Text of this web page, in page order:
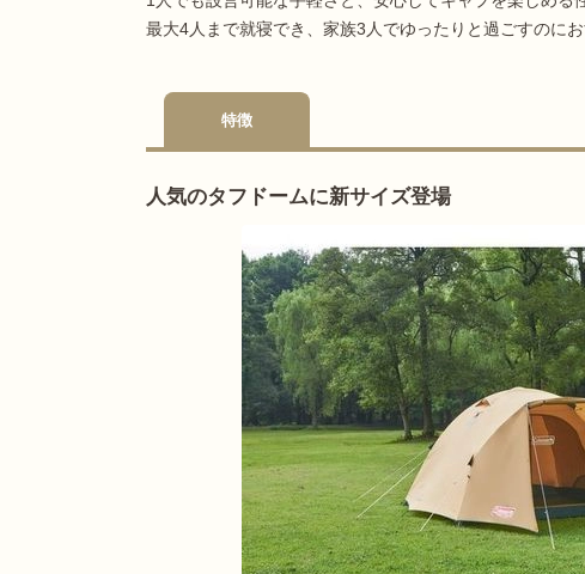
最大4人まで就寝でき、家族3人でゆったりと過ごすのにお
特徴
人気のタフドームに新サイズ登場